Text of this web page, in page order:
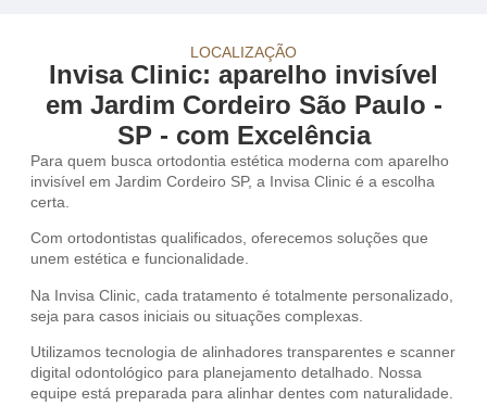
LOCALIZAÇÃO
Invisa Clinic: aparelho invisível
em Jardim Cordeiro São Paulo -
SP - com Excelência
Para quem busca ortodontia estética moderna com aparelho
invisível em Jardim Cordeiro SP, a Invisa Clinic é a escolha
certa.
Com ortodontistas qualificados, oferecemos soluções que
unem estética e funcionalidade.
Na Invisa Clinic, cada tratamento é totalmente personalizado,
seja para casos iniciais ou situações complexas.
Utilizamos tecnologia de alinhadores transparentes e scanner
digital odontológico para planejamento detalhado. Nossa
equipe está preparada para alinhar dentes com naturalidade.